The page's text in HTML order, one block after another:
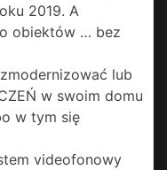
2019. A
obiektów … bez
lub
w swoim domu
w tym się
videofonowy